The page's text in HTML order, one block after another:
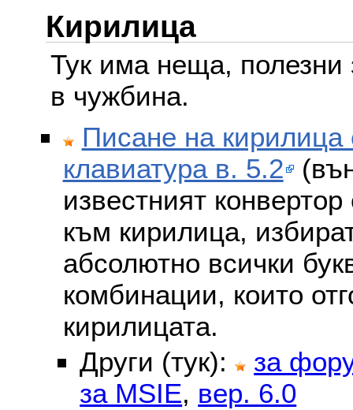
Кирилица
Тук има неща, полезни
в чужбина.
Писане на кирилица
клавиатура в. 5.2
известният
към кирилица,
абсолютно всички
комбинации, които
кирилицата.
Други (тук):
за
за MSIE, вер. 6.0